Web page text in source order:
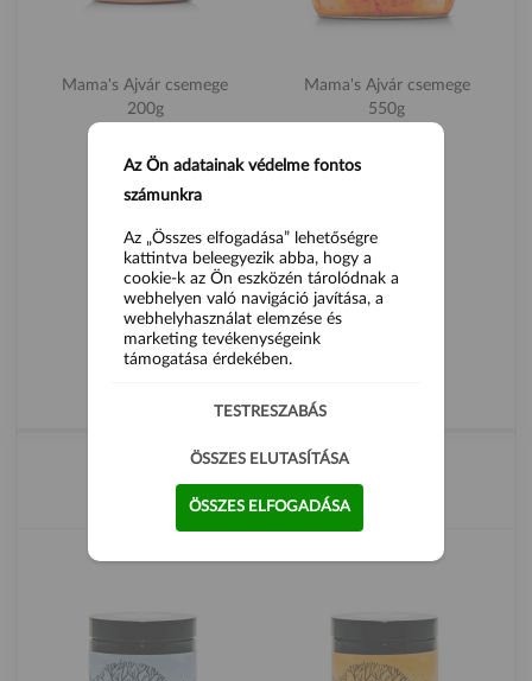
Mama's Ajvár csemege
200g
2 290 Ft
Mama's Ajvár csemege
550g
ÖSSZES TERMÉK
TEA SZERELEM
Az Ön adatainak védelme fontos
számunkra
Az „Összes elfogadása” lehetőségre
kattintva beleegyezik abba, hogy a
cookie-k az Ön eszközén tárolódnak a
webhelyen való navigáció javítása, a
webhelyhasználat elemzése és
marketing tevékenységeink
támogatása érdekében.
TESTRESZABÁS
ÖSSZES ELUTASÍTÁSA
ÖSSZES ELFOGADÁSA